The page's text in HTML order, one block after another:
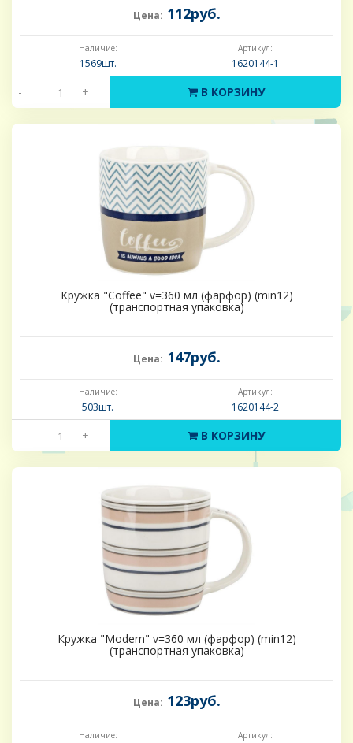
Цена: 112руб.
Наличие:
1569шт.
Артикул:
1620144-1
- + В КОРЗИНУ
Кружка "Coffee" v=360 мл (фарфор) (min12)
(транспортная упаковка)
Цена: 147руб.
Наличие:
503шт.
Артикул:
1620144-2
- + В КОРЗИНУ
Кружка "Modern" v=360 мл (фарфор) (min12)
(транспортная упаковка)
Цена: 123руб.
Наличие: Артикул: